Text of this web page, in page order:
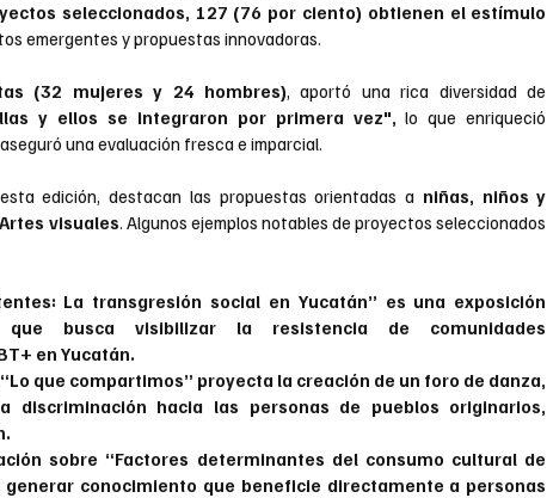
seleccionados, 127 (76 por ciento) obtienen el estímulo
emergentes y propuestas innovadoras.
(32 mujeres y 24 hombres), aportó una rica diversidad de
y ellos se integraron por primera vez", lo que enriqueció
una evaluación fresca e imparcial.
edición, destacan las propuestas orientadas a niñas, niños y
visuales. Algunos ejemplos notables de proyectos seleccionados
La transgresión social en Yucatán” es una exposición
busca visibilizar la resistencia de comunidades
en Yucatán.
que compartimos” proyecta la creación de un foro de danza,
hacia las personas de pueblos originarios,
sobre “Factores determinantes del consumo cultural de
generar conocimiento que beneficie directamente a personas